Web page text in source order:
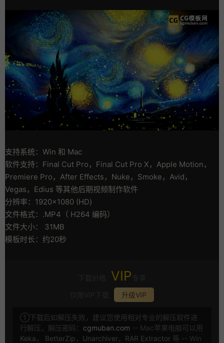
支持系统：Win 和 Mac
软件支持：Final Cut Pro，Final Cut Pro X，Apple Motion，
Premiere Pro，After Effects，Nuke，Smoke，Avid，
Vegas，Edius 等其他后期视频制作软件
分辨率：1920×1080 (HD)
文件格式：.MP4（ H264 编码）
文件大小： 31MB
模板时长：约20秒
VIP
升级VIP
①下载后如解压失败，建议您使用相对专业的解压软件进
行解压，解压密码： cgmuban.com -- Mac苹果电脑可以用
Keka ， BetterZip ， Unarchiver， RAR Extractor 等 -- Win